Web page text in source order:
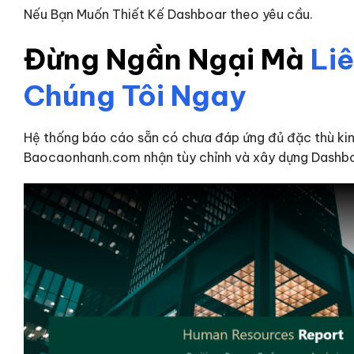
Nếu Bạn Muốn Thiết Kế Dashboar theo yêu cầu.
Đừng Ngần Ngại Mà
Chúng Tôi Ngay
Hệ thống báo cáo sẵn có chưa đáp ứng đủ đặc thù
Baocaonhanh.com nhận tùy chỉnh và xây dựng